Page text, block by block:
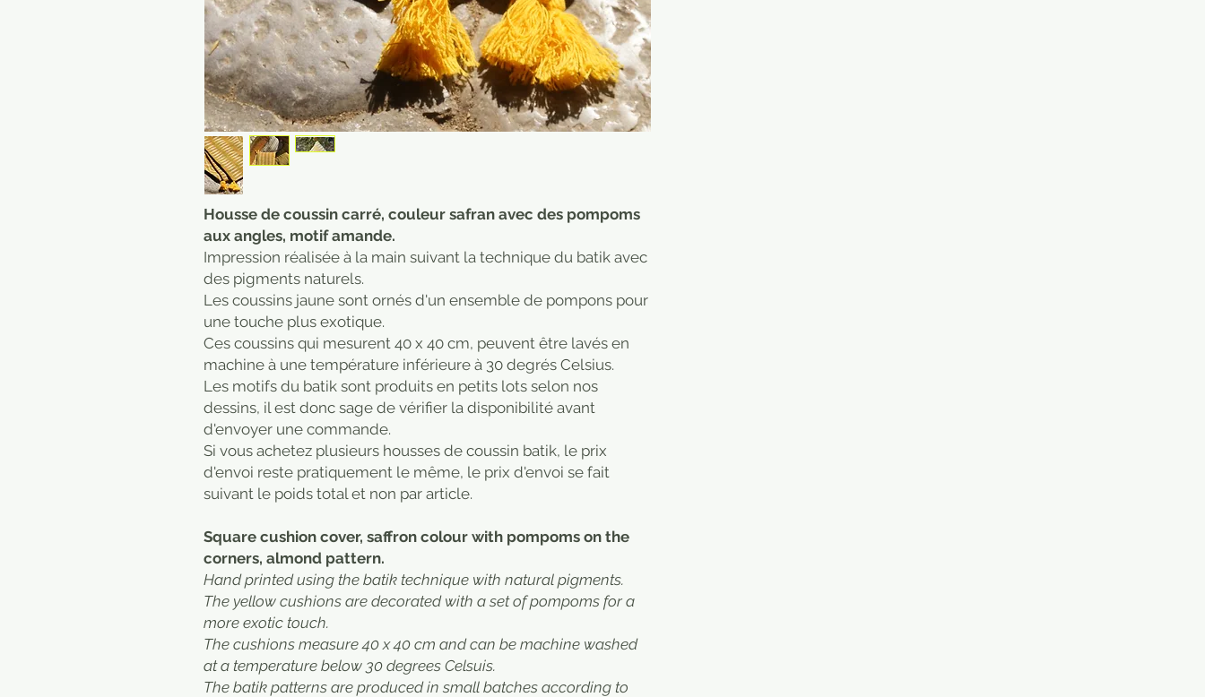
Housse de coussin carré, couleur safran avec des pompoms
aux angles, motif amande.
Impression réalisée à la main suivant la technique du batik avec
des pigments naturels.
Les coussins jaune sont ornés d'un ensemble de pompons pour
une touche plus exotique.
Ces coussins qui mesurent 40 x 40 cm, peuvent être lavés en
machine à une température inférieure à 30 degrés Celsius.
Les motifs du batik sont produits en petits lots selon nos
dessins, il est donc sage de vérifier la disponibilité avant
d'envoyer une commande.
Si vous achetez plusieurs housses de coussin batik, le prix
d'envoi reste pratiquement le même, le prix d'envoi se fait
suivant le poids total et non par article.
Square cushion cover, saffron colour with pompoms on the
corners, almond pattern.
Hand printed using the batik technique with natural pigments.
The yellow cushions are decorated with a set of pompoms for a
more exotic touch.
The cushions measure 40 x 40 cm and can be machine washed
at a temperature below 30 degrees Celsuis.
The batik patterns are produced in small batches according to